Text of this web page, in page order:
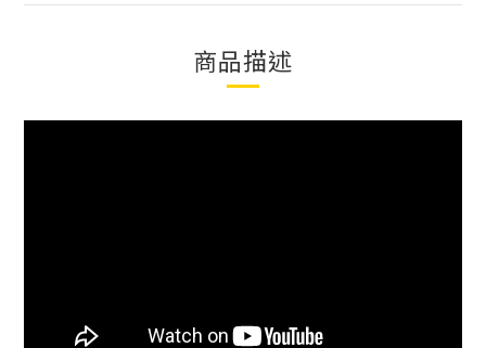
商品描述